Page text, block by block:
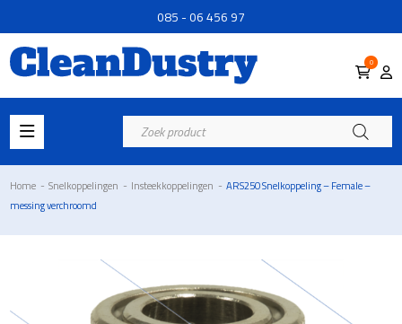
085 - 06 456 97
0
Producten
zoeken
Home - Snelkoppelingen - Insteekkoppelingen - ARS250 Snelkoppeling – Female –
messing verchroomd